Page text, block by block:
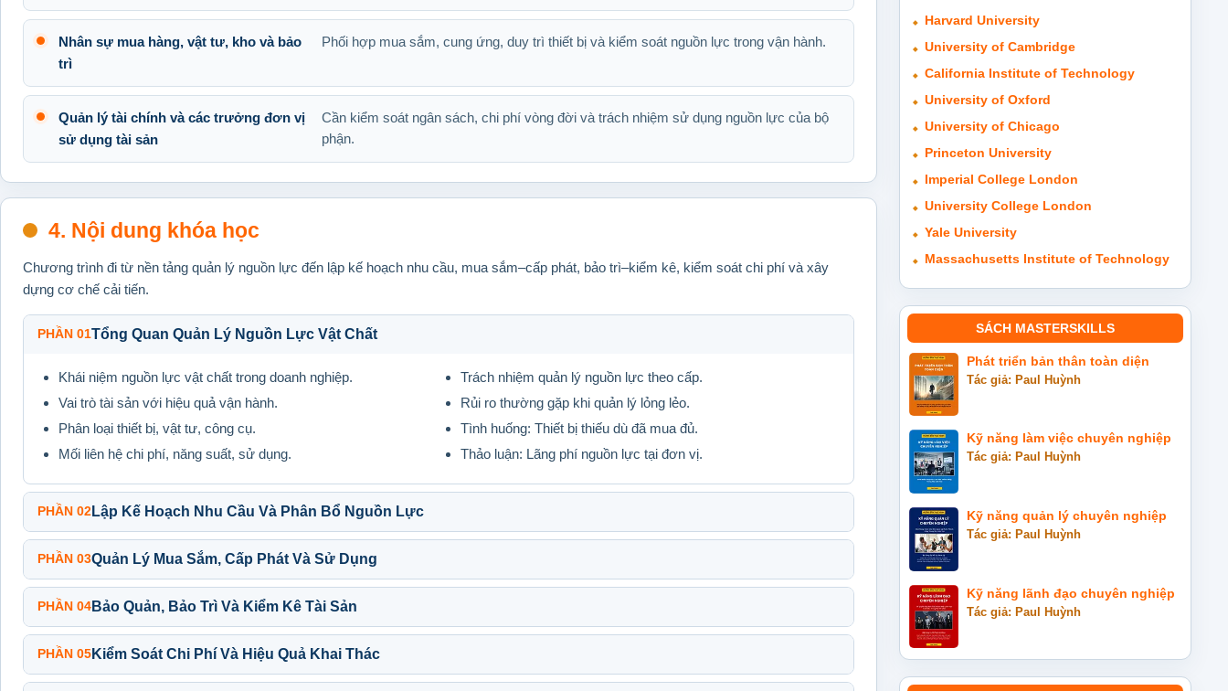
Nhân sự mua hàng, vật tư, kho và bảo
trì
Phối hợp mua sắm, cung ứng, duy trì thiết bị và kiểm soát nguồn lực trong vận hành.
Quản lý tài chính và các trưởng đơn vị
sử dụng tài sản
Cần kiểm soát ngân sách, chi phí vòng đời và trách nhiệm sử dụng nguồn lực của bộ
phận.
4. Nội dung khóa học
Chương trình đi từ nền tảng quản lý nguồn lực đến lập kế hoạch nhu cầu, mua sắm–cấp phát, bảo trì–kiểm kê, kiểm soát chi phí và xây
dựng cơ chế cải tiến.
PHẦN 01Tổng Quan Quản Lý Nguồn Lực Vật Chất
Khái niệm nguồn lực vật chất trong doanh nghiệp.
Vai trò tài sản với hiệu quả vận hành.
Phân loại thiết bị, vật tư, công cụ.
Mối liên hệ chi phí, năng suất, sử dụng.
Trách nhiệm quản lý nguồn lực theo cấp.
Rủi ro thường gặp khi quản lý lỏng lẻo.
Tình huống: Thiết bị thiếu dù đã mua đủ.
Thảo luận: Lãng phí nguồn lực tại đơn vị.
PHẦN 02Lập Kế Hoạch Nhu Cầu Và Phân Bổ Nguồn Lực
PHẦN 03Quản Lý Mua Sắm, Cấp Phát Và Sử Dụng
PHẦN 04Bảo Quản, Bảo Trì Và Kiểm Kê Tài Sản
PHẦN 05Kiểm Soát Chi Phí Và Hiệu Quả Khai Thác
Harvard University
University of Cambridge
California Institute of Technology
University of Oxford
University of Chicago
Princeton University
Imperial College London
University College London
Yale University
Massachusetts Institute of Technology
SÁCH MASTERSKILLS
Phát triển bản thân toàn diện
Tác giả: Paul Huỳnh
Kỹ năng làm việc chuyên nghiệp
Tác giả: Paul Huỳnh
Kỹ năng quản lý chuyên nghiệp
Tác giả: Paul Huỳnh
Kỹ năng lãnh đạo chuyên nghiệp
Tác giả: Paul Huỳnh